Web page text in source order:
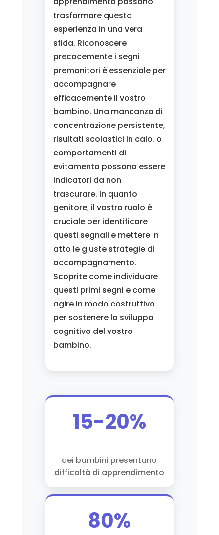
trasformare questa
esperienza in una vera
sfida. Riconoscere
precocemente i segni
premonitori è essenziale per
accompagnare
efficacemente il vostro
bambino. Una mancanza di
concentrazione persistente,
risultati scolastici in calo, o
comportamenti di
evitamento possono essere
indicatori da non
trascurare. In quanto
genitore, il vostro ruolo è
cruciale per identificare
questi segnali e mettere in
atto le giuste strategie di
accompagnamento.
Scoprite come individuare
questi primi segni e come
agire in modo costruttivo
per sostenere lo sviluppo
cognitivo del vostro
bambino.
15-20%
dei bambini presentano
difficoltà di apprendimento
80%